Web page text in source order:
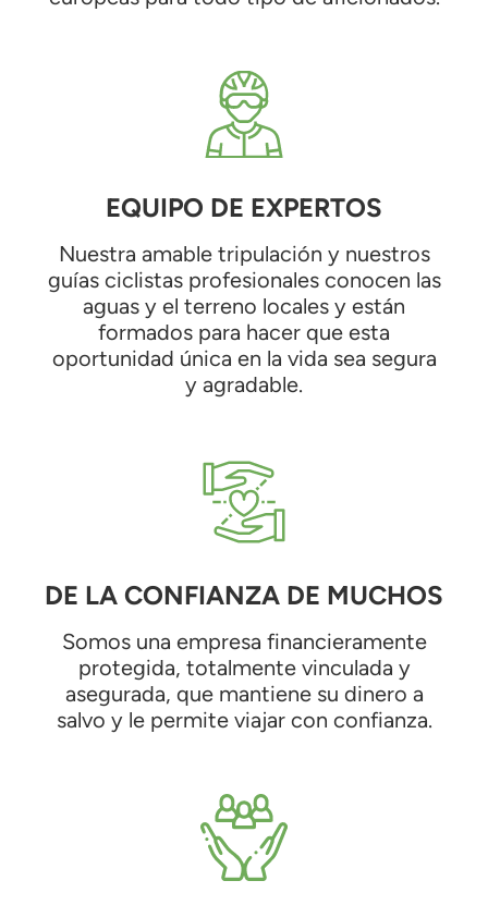
EQUIPO DE EXPERTOS
Nuestra amable tripulación y nuestros
guías ciclistas profesionales conocen las
aguas y el terreno locales y están
formados para hacer que esta
oportunidad única en la vida sea segura
y agradable.
DE LA CONFIANZA DE MUCHOS
Somos una empresa financieramente
protegida, totalmente vinculada y
asegurada, que mantiene su dinero a
salvo y le permite viajar con confianza.